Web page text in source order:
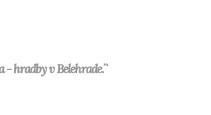
hradby v Belehrade.``